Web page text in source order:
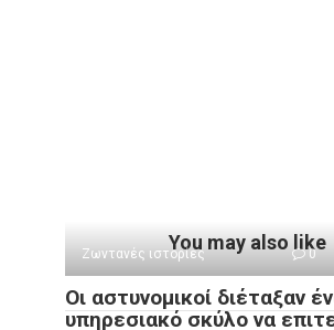
You may also like
Ζωντανές ιστορίες 0
Οι αστυνομικοί διέταξαν
υπηρεσιακό σκύλο να